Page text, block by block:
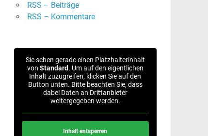
RSS – Beiträge
RSS – Kommentare
Sie sehen gerade einen Platzhalterinhalt
von Standard. Um auf den eigentlichen
Inhalt zuzugreifen, klicken Sie auf den
Button unten. Bitte beachten Sie, dass
dabei Daten an Drittanbieter
weitergegeben werden.
Inhalt entsperren